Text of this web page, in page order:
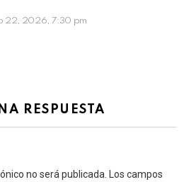
22, 2026, 7:30 pm
RESPUESTA
no será publicada.
Los campos